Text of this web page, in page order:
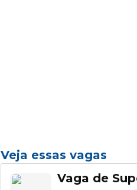
Veja essas vagas
Vaga de